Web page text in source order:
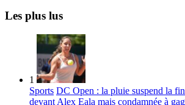
Les plus lus
1
Sports DC Open : la pluie suspend la
devant Alex Eala mais condamnée à